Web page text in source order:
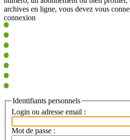
archives en ligne, vous devez vous
connexion
Identifiants personnels
Login ou adresse email :
Mot de passe :